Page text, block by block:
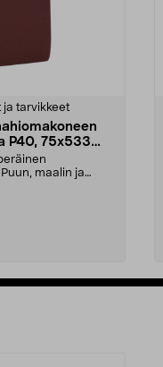
ja tarvikkeet
P40, 75x533
maalin ja